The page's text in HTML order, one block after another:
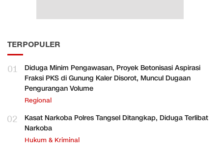
TERPOPULER
01
Diduga Minim Pengawasan, Proyek Betonisasi Aspirasi
Fraksi PKS di Gunung Kaler Disorot, Muncul Dugaan
Pengurangan Volume
Regional
02
Kasat Narkoba Polres Tangsel Ditangkap, Diduga Terlibat
Narkoba
Hukum & Kriminal